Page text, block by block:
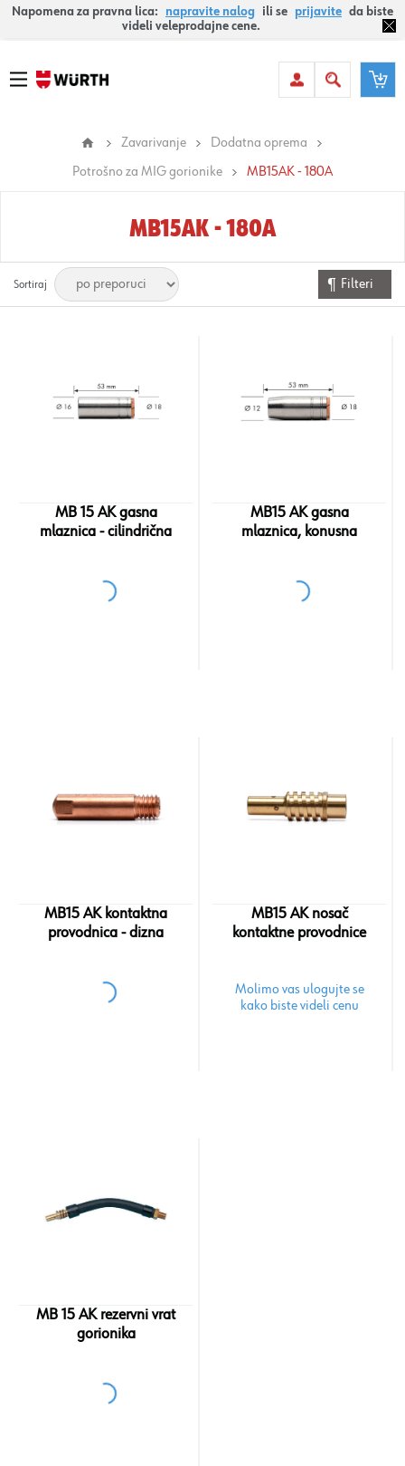
Napomena za pravna lica: napravite nalog ili se prijavite da biste
videli veleprodajne cene.
Zavarivanje
Dodatna oprema
Potrošno za MIG gorionike
MB15AK - 180A
MB15AK - 180A
Sortiraj Filteri
MB 15 AK gasna
mlaznica - cilindrična
MB15 AK gasna
mlaznica, konusna
MB15 AK kontaktna
provodnica - dizna
MB15 AK nosač
kontaktne provodnice
Molimo vas ulogujte se
kako biste videli cenu
MB 15 AK rezervni vrat
gorionika